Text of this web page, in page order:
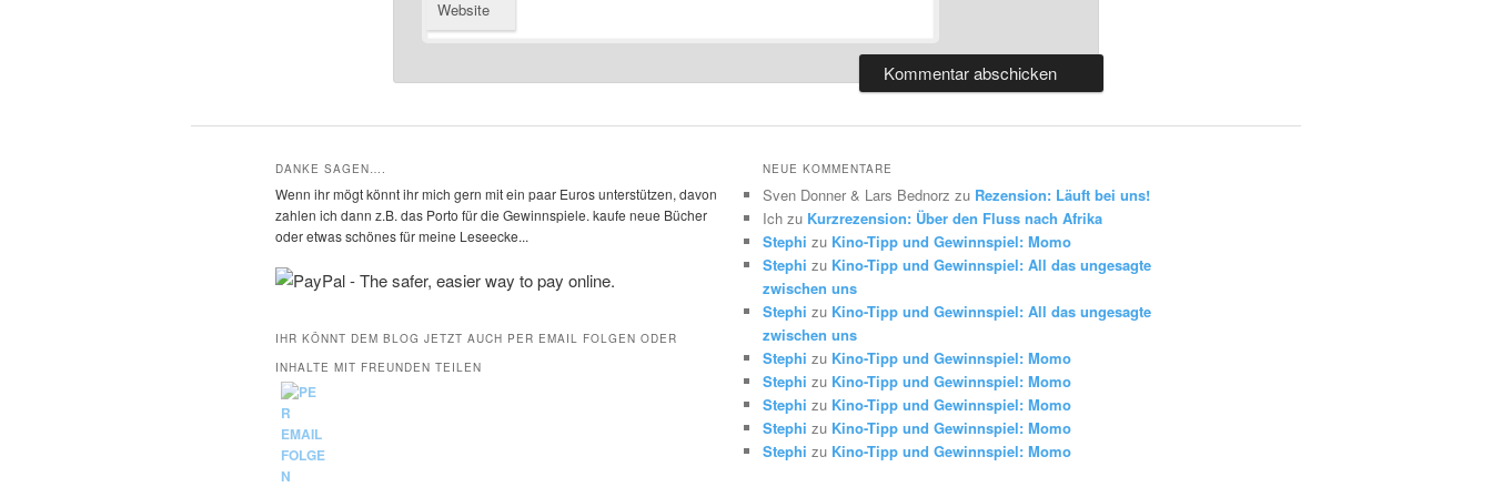
Website
DANKE SAGEN….
Wenn ihr mögt könnt ihr mich gern mit ein paar Euros unterstützen, davon
zahlen ich dann z.B. das Porto für die Gewinnspiele. kaufe neue Bücher
oder etwas schönes für meine Leseecke...
IHR KÖNNT DEM BLOG JETZT AUCH PER EMAIL FOLGEN ODER
INHALTE MIT FREUNDEN TEILEN
NEUE KOMMENTARE
Sven Donner & Lars Bednorz zu Rezension: Läuft bei uns!
Ich zu Kurzrezension: Über den Fluss nach Afrika
Stephi zu Kino-Tipp und Gewinnspiel: Momo
Stephi zu Kino-Tipp und Gewinnspiel: All das ungesagte
zwischen uns
Stephi zu Kino-Tipp und Gewinnspiel: All das ungesagte
zwischen uns
Stephi zu Kino-Tipp und Gewinnspiel: Momo
Stephi zu Kino-Tipp und Gewinnspiel: Momo
Stephi zu Kino-Tipp und Gewinnspiel: Momo
Stephi zu Kino-Tipp und Gewinnspiel: Momo
Stephi zu Kino-Tipp und Gewinnspiel: Momo